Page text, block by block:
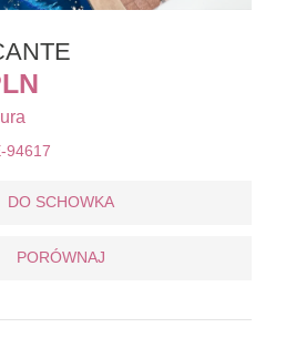
94617
DO SCHOWKA
PORÓWNAJ